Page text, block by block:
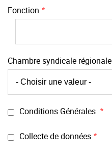
Fonction
Chambre syndicale régionale
Conditions Générales
Collecte de données